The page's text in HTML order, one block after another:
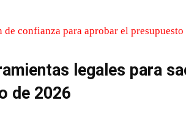
legales para
de 2026